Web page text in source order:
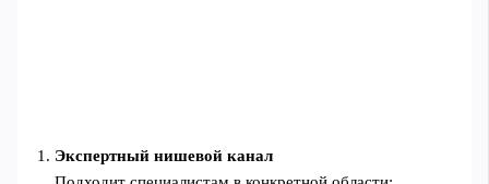
Экспертный нишевой канал